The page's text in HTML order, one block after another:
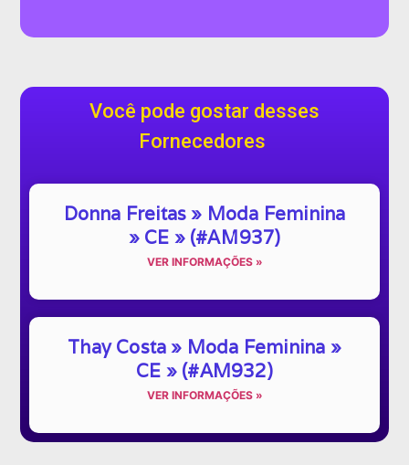
Você pode gostar desses
Fornecedores
Donna Freitas » Moda Feminina
» CE » (#AM937)
VER INFORMAÇÕES »
Thay Costa » Moda Feminina »
CE » (#AM932)
VER INFORMAÇÕES »